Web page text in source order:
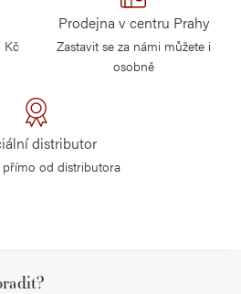
Kč
Prodejna v centru Prahy
Zastavit se za námi můžete i
osobně
distributor
přímo od distributora